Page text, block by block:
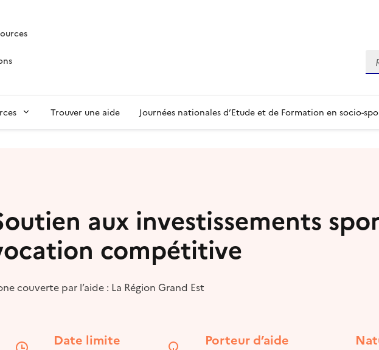
Trouver une aide Journées nationales d’Etude et de Formation en socio-
aux investissements
compétitive
couverte par l’aide : La Région Grand Est
Date limite Porteur d’aide